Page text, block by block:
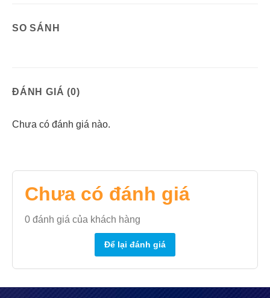
SO SÁNH
ĐÁNH GIÁ (0)
Chưa có đánh giá nào.
Chưa có đánh giá
0 đánh giá của khách hàng
Để lại đánh giá